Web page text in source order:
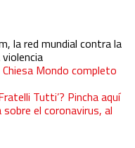
la red mundial contra la
Mondo completo
Tutti’? Pincha aquí
el coronavirus, al